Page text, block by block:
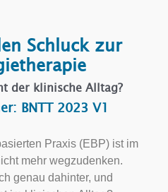
Schluck zur
der klinische Alltag?
BNTT 2023 V1
Praxis (EBP) ist im
mehr wegzudenken.
genau dahinter, und